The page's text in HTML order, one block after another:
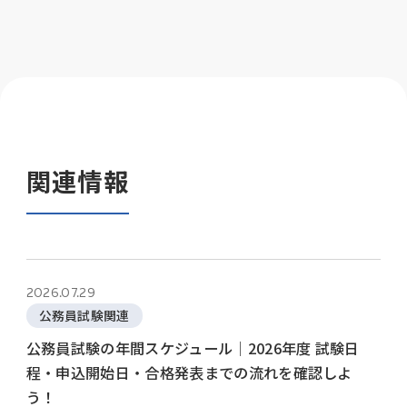
関連情報
2026.07.29
公務員試験関連
公務員試験の年間スケジュール│2026年度 試験日
程・申込開始日・合格発表までの流れを確認しよ
う！